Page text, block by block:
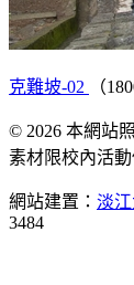
克難坡-02 （
© 2026 本網站
素材限校內活
網站建置： 淡
3484